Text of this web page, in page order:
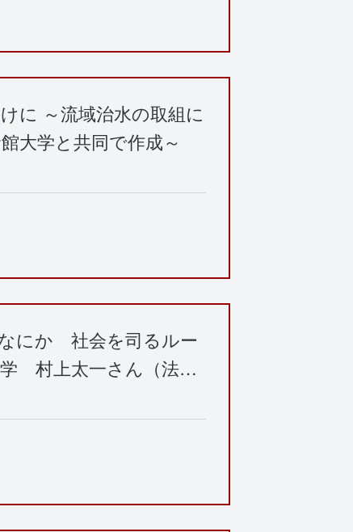
に ～流域治水の取組に
大学と共同で作成～
なにか 社会を司るルー
学 村上太一さん（法…